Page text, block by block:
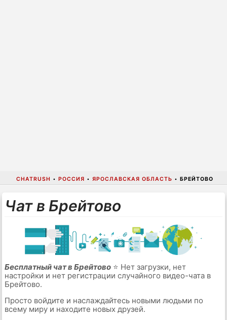
CHATRUSH • РОССИЯ • ЯРОСЛАВСКАЯ ОБЛАСТЬ • БРЕЙТОВО
Чат в Брейтово
Бесплатный чат в Брейтово⭐ Нет загрузки, нет
настройки и нет регистрации случайного видео-чата в
Брейтово.
Просто войдите и наслаждайтесь новыми людьми по
всему миру и находите новых друзей.